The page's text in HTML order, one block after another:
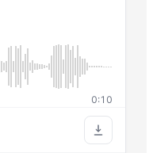
0:10